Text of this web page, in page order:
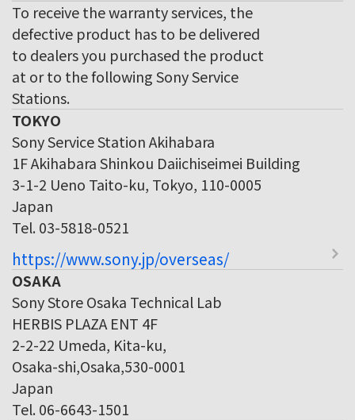
To receive the warranty services, the
defective product has to be delivered
to dealers you purchased the product
at or to the following Sony Service
Stations.
TOKYO
Sony Service Station Akihabara
1F Akihabara Shinkou Daiichiseimei Building
3-1-2 Ueno Taito-ku, Tokyo, 110-0005
Japan
Tel. 03-5818-0521
https://www.sony.jp/overseas/
OSAKA
Sony Store Osaka Technical Lab
HERBIS PLAZA ENT 4F
2-2-22 Umeda, Kita-ku,
Osaka-shi,Osaka,530-0001
Japan
Tel. 06-6643-1501